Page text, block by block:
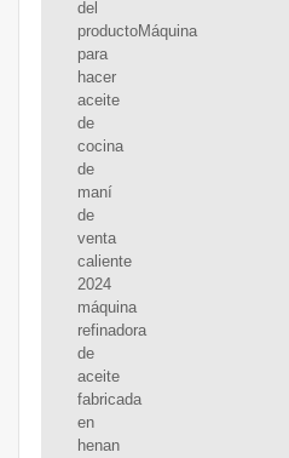
del
productoMáquina
para
hacer
aceite
de
cocina
de
maní
de
venta
caliente
2024
máquina
refinadora
de
aceite
fabricada
en
henan